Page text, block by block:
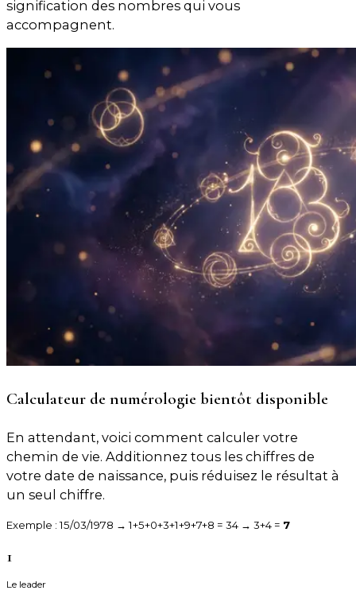
signification des nombres qui vous
accompagnent.
Calculateur de numérologie bientôt disponible
En attendant, voici comment calculer votre
chemin de vie. Additionnez tous les chiffres de
votre date de naissance, puis réduisez le résultat à
un seul chiffre.
Exemple : 15/03/1978 → 1+5+0+3+1+9+7+8 = 34 → 3+4 = 7
1
Le leader